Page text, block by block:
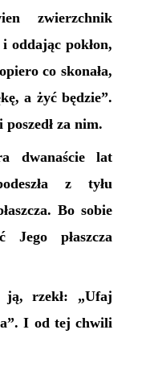
zwierzchnik
oddając pokłon,
co skonała,
a żyć będzie”.
za nim.
dwanaście lat
z tyłu
Bo sobie
Jego płaszcza
ją, rzekł: „Ufaj
I od tej chwili